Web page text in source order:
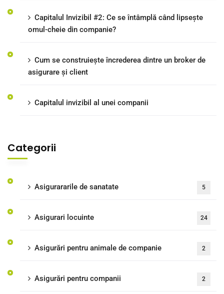
Capitalul Invizibil #2: Ce se întâmplă când lipsește
omul-cheie din companie?
Cum se construiește încrederea dintre un broker de
asigurare și client
Capitalul invizibil al unei companii
Categorii
Asigurararile de sanatate 5
Asigurari locuinte 24
Asigurări pentru animale de companie 2
Asigurări pentru companii 2